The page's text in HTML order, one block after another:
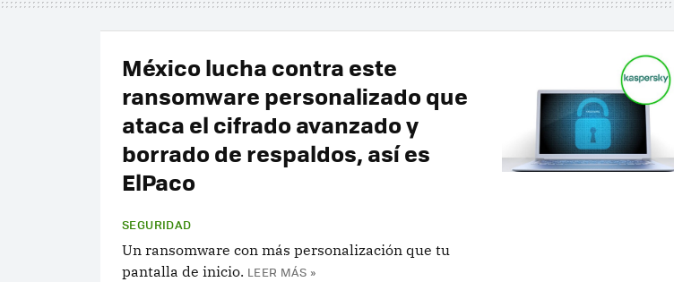
México lucha contra este
ransomware personalizado que
ataca el cifrado avanzado y
borrado de respaldos, así es
ElPaco
SEGURIDAD
Un ransomware con más personalización que tu
pantalla de inicio. LEER MÁS »